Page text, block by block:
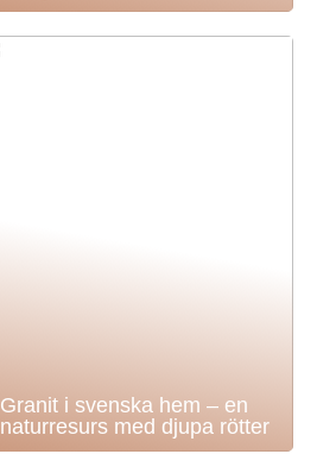
Granit i svenska hem – en
naturresurs med djupa rötter